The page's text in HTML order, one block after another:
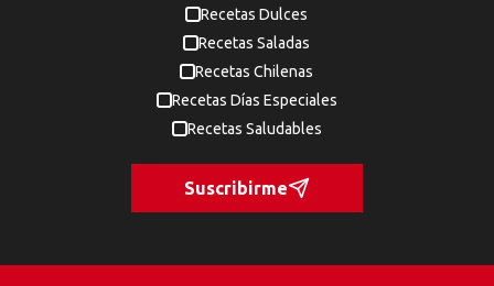
Recetas Dulces
Recetas Saladas
Recetas Chilenas
Recetas Días Especiales
Recetas Saludables
Suscribirme